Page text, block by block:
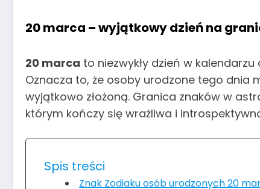
20 marca – wyjątkowy dzień na
20 marca to niezwykły dzień w
Oznacza to, że osoby urodzone tego dnia
wyjątkowo złożoną. Granica znaków w
którym kończy się wrażliwa i
Spis treści
Znak Zodiaku osób urodzonych 20